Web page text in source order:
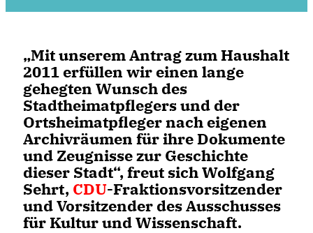
Mit unserem Antrag zum Haushalt
2011 erfüllen wir einen lange
gehegten Wunsch des
Stadtheimatpflegers und der
Ortsheimatpfleger nach eigenen
Archivräumen für ihre Dokumente
und Zeugnisse zur Geschichte
dieser Stadt“, freut sich Wolfgang
Sehrt, CDU-Fraktionsvorsitzender
und Vorsitzender des Ausschusses
für Kultur und Wissenschaft.